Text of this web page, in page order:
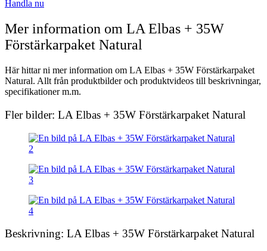
Handla nu
Mer information om LA Elbas + 35W
Förstärkarpaket Natural
Här hittar ni mer information om LA Elbas + 35W Förstärkarpaket
Natural. Allt från produktbilder och produktvideos till beskrivningar,
specifikationer m.m.
Fler bilder: LA Elbas + 35W Förstärkarpaket Natural
Beskrivning: LA Elbas + 35W Förstärkarpaket Natural